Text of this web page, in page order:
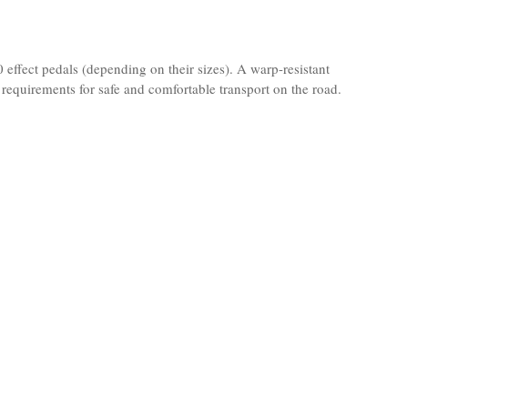
pedals (depending on their sizes). A warp-resistant
for safe and comfortable transport on the road.